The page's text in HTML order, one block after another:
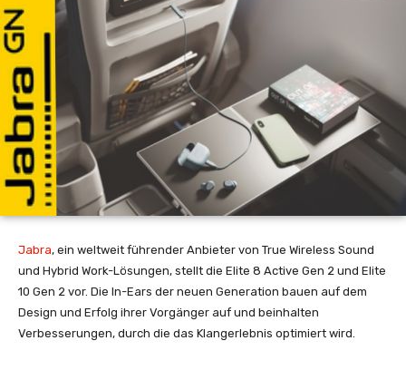
Jabra, ein weltweit führender Anbieter von True Wireless Sound
und Hybrid Work-Lösungen, stellt die Elite 8 Active Gen 2 und Elite
10 Gen 2 vor. Die In-Ears der neuen Generation bauen auf dem
Design und Erfolg ihrer Vorgänger auf und beinhalten
Verbesserungen, durch die das Klangerlebnis optimiert wird.